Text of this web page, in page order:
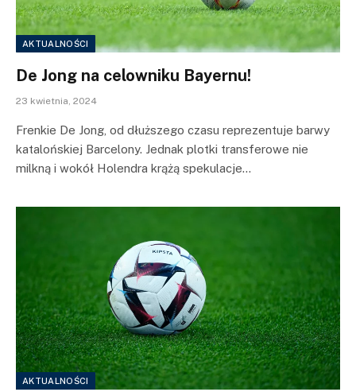
AKTUALNOŚCI
De Jong na celowniku Bayernu!
23 kwietnia, 2024
Frenkie De Jong, od dłuższego czasu reprezentuje barwy
katalońskiej Barcelony. Jednak plotki transferowe nie
milkną i wokół Holendra krążą spekulacje…
AKTUALNOŚCI